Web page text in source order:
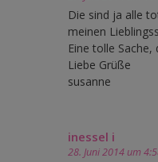
Die sind ja alle
meinen
Eine tolle Sache,
Liebe Grüße
susanne
inessel i
28. Juni 2014 um